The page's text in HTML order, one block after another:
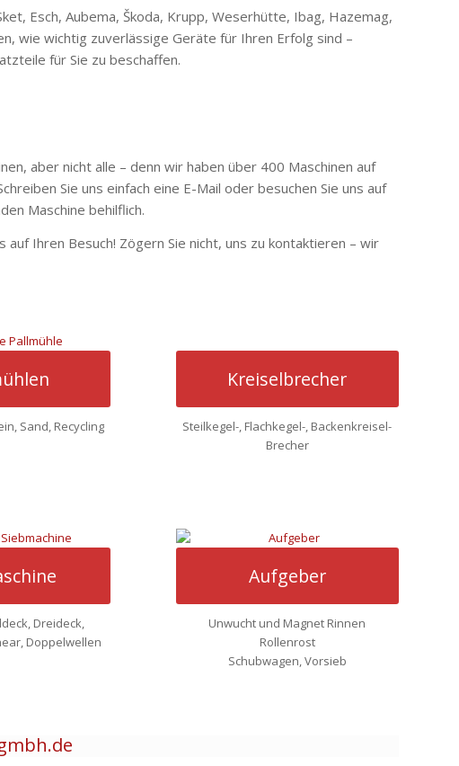
Esch, Aubema, Škoda, Krupp, Weserhütte, Ibag, Hazemag,
wie wichtig zuverlässige Geräte für Ihren Erfolg sind –
für Sie zu beschaffen.
aber nicht alle – denn wir haben über 400 Maschinen auf
Sie uns einfach eine E-Mail oder besuchen Sie uns auf
Maschine behilflich.
Ihren Besuch! Zögern Sie nicht, uns zu kontaktieren – wir
Sand, Recycling
Kreiselbrecher
Steilkegel-, Flachkegel-, Backenkreisel-
Brecher
Dreideck,
Doppelwellen
Aufgeber
Unwucht und Magnet Rinnen
Rollenrost
Schubwagen, Vorsieb